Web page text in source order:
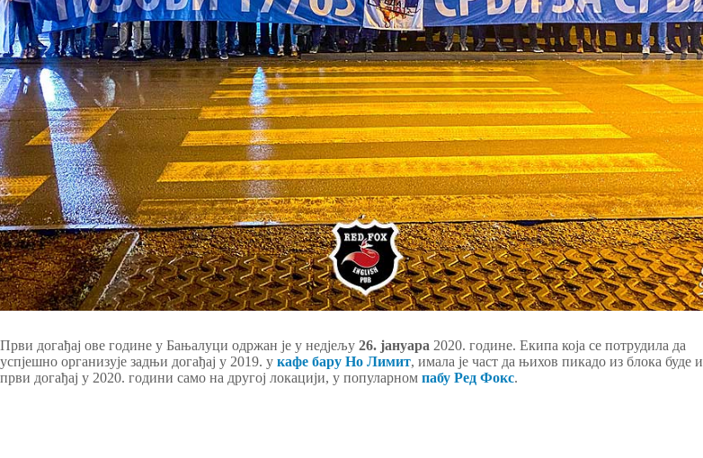
Први догађај ове године у Бањалуци одржан је у недјељу 26. јануара 2020. године. Екипа која се потрудила да
успјешно организује задњи догађај у 2019. у кафе бару Но Лимит, имала је част да њихов пикадо из блока буде и
први догађај у 2020. години само на другој локацији, у популарном пабу Ред Фокс.